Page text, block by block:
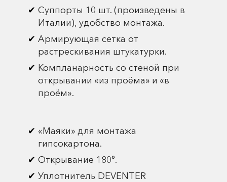
Суппорты 10 шт. (произведены в
Италии), удобство монтажа.
Армирующая сетка от
растрескивания штукатурки.
Компланарность со стеной при
открывании «из проёма» и «в
проём».
«Маяки» для монтажа
гипсокартона.
Открывание 180°.
Уплотнитель DEVENTER